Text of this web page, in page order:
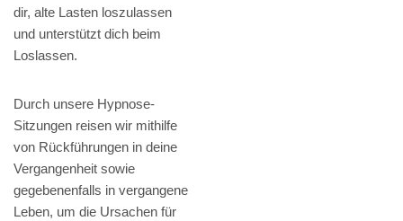
dir, alte Lasten loszulassen
und unterstützt dich beim
Loslassen.
Durch unsere Hypnose-
Sitzungen reisen wir mithilfe
von Rückführungen in deine
Vergangenheit sowie
gegebenenfalls in vergangene
Leben, um die Ursachen für